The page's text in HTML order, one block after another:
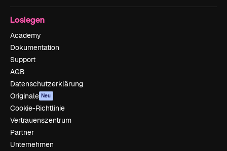
Loslegen
Academy
Dokumentation
Support
AGB
Datenschutzerklärung
Originale Neu
Cookie-Richtlinie
Vertrauenszentrum
Partner
Unternehmen